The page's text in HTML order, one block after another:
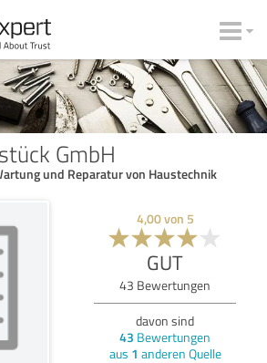
GmbH
und Reparatur von Haustechnik
4,00von 5
GUT
43 Bewertungen
davon sind
43 Bewertungen
aus 1 anderen Quelle